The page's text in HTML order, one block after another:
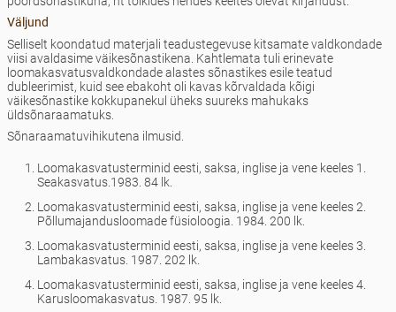
Väljund
Selliselt koondatud materjali teadustegevuse kitsamate valdkondade
viisi avaldasime väikesõnastikena. Kahtlemata tuli erinevate
loomakasvatusvaldkondade alastes sõnastikes esile teatud
dubleerimist, kuid see ebakoht oli kavas kõrvaldada kõigi
väikesõnastike kokkupanekul üheks suureks mahukaks
üldsõnaraamatuks.
Sõnaraamatuvihikutena ilmusid.
Loomakasvatusterminid eesti, saksa, inglise ja vene keeles 1.
Seakasvatus.1983. 84 lk.
Loomakasvatusterminid eesti, saksa, inglise ja vene keeles 2.
Põllumajandusloomade füsioloogia. 1984. 200 lk.
Loomakasvatusterminid eesti, saksa, inglise ja vene keeles 3.
Lambakasvatus. 1987. 202 lk.
Loomakasvatusterminid eesti, saksa, inglise ja vene keeles 4.
Karusloomakasvatus. 1987. 95 lk.